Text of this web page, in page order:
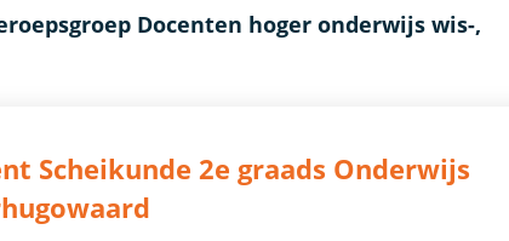
Docenten hoger onderwijs wis-,
Scheikunde 2e graads Onderwijs